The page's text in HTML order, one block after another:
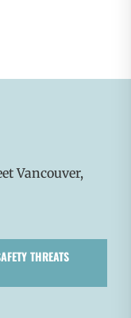
Vancouver,
THREATS